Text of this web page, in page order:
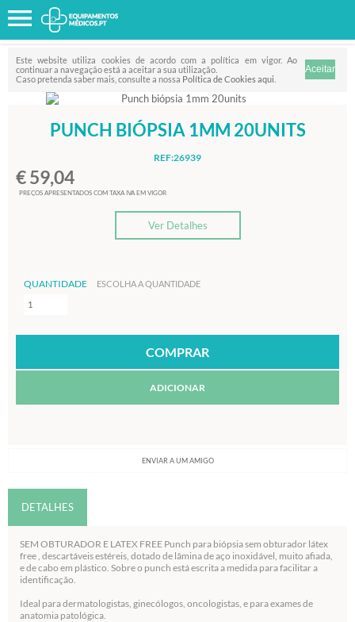
Este website utiliza cookies de acordo com a política em vigor. Ao
continuar a navegação está a aceitar a sua utilização.
Caso pretenda saber mais, consulte a nossa Política de Cookies aqui
PUNCH BIÓPSIA 1MM 20UNITS
REF:26939
€ 59,04
PREÇOS APRESENTADOS COM TAXA IVA EM VIGOR
Ver Detalhes
QUANTIDADE ESCOLHA A QUANTIDADE
ADICIONAR
ENVIAR A UM AMIGO
DETALHES
SEM OBTURADOR E LATEX FREE Punch para biópsia sem obturador látex
free , descartáveis estéreis, dotado de lâmina de aço inoxidável, muito afiada,
e de cabo em plástico. Sobre o punch está escrita a medida para facilitar a
identificação.
Ideal para dermatologistas, ginecólogos, oncologistas, e para exames de
anatomia patológica.